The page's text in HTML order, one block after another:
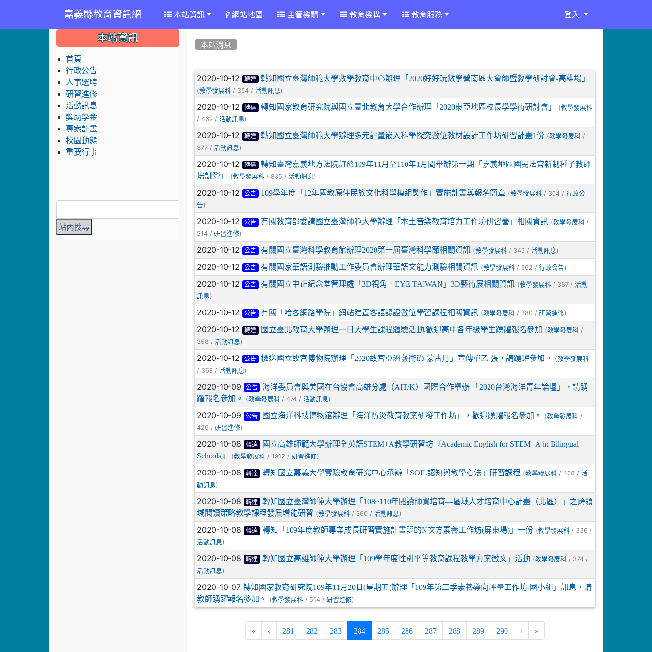
嘉義縣教育資訊網 本站資訊 網站地圖 主管機關 教育機構 教育服務 登入
本站消息
文章列表
2020-10-12 轉達 轉知國立臺灣師範大學數學教育中心辦理「2020好好玩數學營南區大會師暨教學研討會-高雄場」
(教學發展科 / 354 /活動訊息 )
2020-10-12 轉達 轉知國家教育研究院與國立臺北教育大學合作辦理「2020東亞地區校長學學術研討會」 (教學發展科
/ 469 /活動訊息 )
2020-10-12 轉達 轉知國立臺灣師範大學辦理多元評量嵌入科學探究數位教材設計工作坊研習計畫1份 (教學發展科 /
377 /活動訊息 )
2020-10-12 轉達
轉知臺灣嘉義地方法院訂於109年11月至110年1月間舉辦第一期「嘉義地區國民法官新制種子教師
培訓營」
(教學發展科 / 835 /活動訊息 )
2020-10-12 公告 109學年度「12年國教原住民族文化科學模組製作」實施計畫與報名簡章 (教學發展科 / 304 / 行政公
告)
2020-10-12 公告 有關教育部委請國立臺灣師範大學辦理「本土音樂教育培力工作坊研習營」相關資訊 (教學發展科 /
514 /研習進修)
2020-10-12 公告 有關國立臺灣科學教育館辦理2020第一屆臺灣科學節相關資訊 (教學發展科 / 346 / 活動訊息 )
2020-10-12 公告 有關國家華語測驗推動工作委員會辦理華語文能力測驗相關資訊 (教學發展科 / 362 / 行政公告)
2020-10-12 公告 有關國立中正紀念堂管理處「3D視角．EYE TAIWAN」3D藝術展相關資訊 (教學發展科 / 387 / 活動
訊息 )
2020-10-12 公告 有關「哈客網路學院」網站建置客語認證數位學習課程相關資訊 (教學發展科 / 380 / 研習進修)
2020-10-12 轉達 國立臺北教育大學辦理一日大學生課程體驗活動,歡迎高中各年級學生踴躍報名參加 (教學發展科 /
358 /活動訊息 )
2020-10-12 公告 檢送國立故宮博物院辦理「2020故宮亞洲藝術節-蒙古月」宣傳單乙 張，請踴躍參加。 (教學發展科
/ 368 /活動訊息 )
2020-10-09 公告
海洋委員會與美國在台協會高雄分處（AIT/K）國際合作舉辦 「2020台灣海洋青年論壇」，請踴
躍報名參加。
(教學發展科 / 474 /活動訊息 )
2020-10-09 公告 國立海洋科技博物館辦理「海洋防災教育教案研發工作坊」，歡迎踴躍報名參加。 (教學發展科 /
426 /研習進修)
2020-10-08 轉達
國立高雄師範大學辦理全英語STEM+A教學研習坊『Academic English for STEM+A in Bilingual
Schools』
(教學發展科 / 1912 /研習進修)
2020-10-08 轉達 轉知國立嘉義大學實驗教育研究中心承辦「SOIL認知與教學心法」研習課程 (教學發展科 / 408 / 活
動訊息 )
2020-10-08 轉達
轉知國立臺灣師範大學辦理「108~110年閱讀師資培育—區域人才培育中心計畫（北區）」之跨領
域閱讀策略教學課程發展增能研習 (教學發展科 / 360 /活動訊息 )
2020-10-08 轉達 轉知「109年度教師專業成長研習實施計畫夢的N次方素養工作坊(屏東場)」一份 (教學發展科 / 336 /
活動訊息 )
2020-10-08 轉達 轉知國立高雄師範大學辦理「109學年度性別平等教育課程教學方案徵文」活動 (教學發展科 / 374 /
活動訊息 )
2020-10-07轉知國家教育研究院109年11月20日(星期五)辦理「109年第三季素養導向評量工作坊-國小組」訊息，請
教師踴躍報名參加。
(教學發展科 / 514 /研習進修)
« ‹ 281 282 283 284(current)
285 286 287 288 289 290 › »
::: 本站資訊
首頁
行政公告
人事選聘
研習進修
活動訊息
獎助學金
專案計畫
校園動態
重要行事